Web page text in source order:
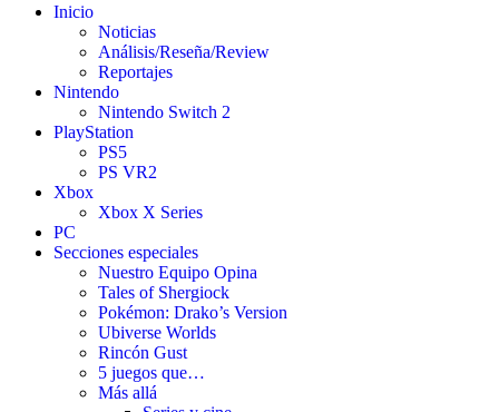
Inicio
Noticias
Análisis/Reseña/Review
Reportajes
Nintendo
Nintendo Switch 2
PlayStation
PS5
PS VR2
Xbox
Xbox X Series
PC
Secciones especiales
Nuestro Equipo Opina
Tales of Shergiock
Pokémon: Drako’s Version
Ubiverse Worlds
Rincón Gust
5 juegos que…
Más allá